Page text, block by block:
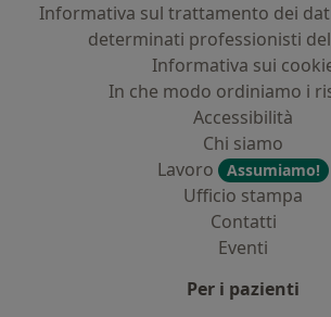
Informativa sul trattamento dei
determinati professionisti
Informativa sui
In che modo ordiniamo i
Accessibilità
Chi siamo
Lavoro
Assumiamo!
Ufficio stampa
Contatti
Eventi
Per i pazienti